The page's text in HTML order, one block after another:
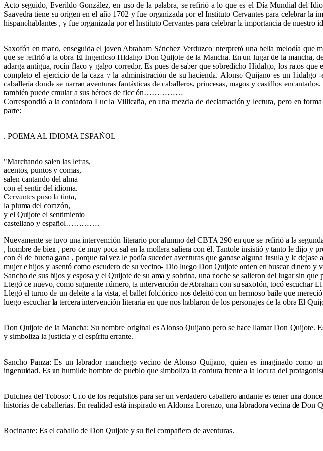
Acto seguido, Everildo González, en uso de la palabra, se refirió a lo que es el Día Mundial del
Saavedra tiene su origen en el año 1702 y fue organizada por el Instituto Cervantes para celebrar la
hispanohablantes , y fue organizada por el Instituto Cervantes para celebrar la importancia de
Saxofón en mano, enseguida el joven Abraham Sánchez Verduzco interpretó una bella melodía
que se refirió a la obra El Ingenioso Hidalgo Don Quijote de la Mancha. En un lugar de la mancha,
adarga antígua, rocín flaco y galgo corredor, Es pues de saber que sobredicho Hidalgo, los ratos
completo el ejercicio de la caza y la administración de su hacienda. Alonso Quijano es un
caballería donde se narran aventuras fantásticas de caballeros, princesas, magos y castillos
también puede emular a sus héroes de ficción……………
Correspondió a la contadora Lucila Villicaña, en una mezcla de declamación y lectura, pero en
parte:
. POEMA AL IDIOMA ESPAÑOL
"Marchando salen las letras,
acentos, puntos y comas,
salen cantando del alma
con el sentir del idioma.
Cervantes puso la tinta,
la pluma del corazón,
y el Quijote el sentimiento
castellano y español………….
Nuevamente se tuvo una intervención literario por alumno del CBTA 290 en que se refirió a la
, hombre de bien , pero de muy poca sal en la mollera saliera con él. Tantole insistió y tanto le dijo y
con él de buena gana , porque tal vez le podía suceder aventuras que ganase alguna insula y le
mujer e hijos y asentó como escudero de su vecino- Dio luego Don Quijote orden en buscar dinero y
Sancho de sus hijos y esposa y el Quijote de su ama y sobrina, una noche se salieron del lugar sin que
Llegó de nuevo, como siguiente número, la intervención de Abraham con su saxofón, tocó escuchar
Llegó el turno de un deleite a la vista, el ballet folclórico nos deleitó con un hermoso baile que
luego escuchar la tercera intervención literaria en que nos hablaron de los personajes de la obra El
Don Quijote de la Mancha: Su nombre original es Alonso Quijano pero se hace llamar Don Quijote.
y simboliza la justicia y el espíritu errante.
Sancho Panza: Es un labrador manchego vecino de Alonso Quijano, quien es imaginado como
ingenuidad. Es un humilde hombre de pueblo que simboliza la cordura frente a la locura del
Dulcinea del Toboso: Uno de los requisitos para ser un verdadero caballero andante es tener una
historias de caballerías. En realidad está inspirado en Aldonza Lorenzo, una labradora vecina de Don
Rocinante: Es el caballo de Don Quijote y su fiel compañero de aventuras.